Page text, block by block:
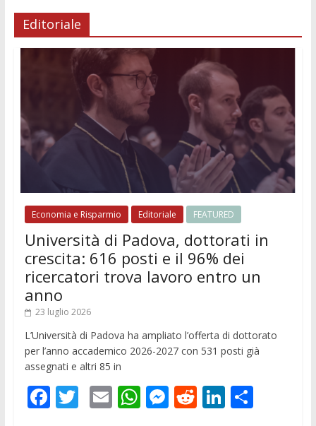
Editoriale
Economia e Risparmio Editoriale FEATURED
Università di Padova, dottorati in
crescita: 616 posti e il 96% dei
ricercatori trova lavoro entro un
anno
23 luglio 2026
L’Università di Padova ha ampliato l’offerta di dottorato
per l’anno accademico 2026-2027 con 531 posti già
assegnati e altri 85 in
F T E W M R Li C